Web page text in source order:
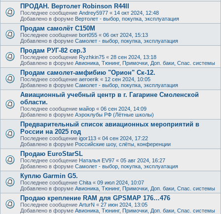
ПРОДАН. Вертолет Robinson R44II
Последнее сообщение Andrey5977 « 14 окт 2024, 12:48
Добавлено в форуме Вертолет - выбор, покупка, эксплуатация
Продам самолёт С150М
Последнее сообщение bort055 « 06 окт 2024, 15:13
Добавлено в форуме Самолет - выбор, покупка, эксплуатация
Продам РУГ-82 сер.3
Последнее сообщение Ryzhkin75 « 28 сен 2024, 13:18
Добавлено в форуме Авионика, Тюнинг, Примочки, Доп. баки, Спас. системы
Продам самолет-амфибию "Орион" Ск-12.
Последнее сообщение aeroerik « 12 сен 2024, 10:05
Добавлено в форуме Самолет - выбор, покупка, эксплуатация
Авиационный учебный центр в г. Гагарине Смоленской
области.
Последнее сообщение майор « 06 сен 2024, 14:09
Добавлено в форуме Аэроклубы РФ (Лётные школы)
Предварительный список авиационных мероприятий в
России на 2025 год
Последнее сообщение igor113 « 04 сен 2024, 17:22
Добавлено в форуме Российские шоу, слёты, конференции
Продаю EuroStarSL
Последнее сообщение Наталья EV97 « 05 авг 2024, 16:27
Добавлено в форуме Самолет - выбор, покупка, эксплуатация
Куплю Garmin G5.
Последнее сообщение Chita « 09 июл 2024, 10:07
Добавлено в форуме Авионика, Тюнинг, Примочки, Доп. баки, Спас. системы
Продаю крепление RAM для GPSMAP 176…476
Последнее сообщение ArturN « 27 июн 2024, 13:05
Добавлено в форуме Авионика, Тюнинг, Примочки, Доп. баки, Спас. системы